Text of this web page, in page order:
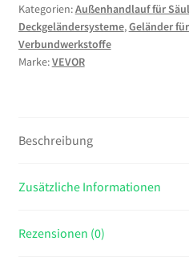
Form
geeignet
für
2
für
Schwarz
Kategorien:Außenhandlauf für
Deckgeländersysteme,Geländer
Verbundwerkstoffe
Marke:VEVOR
Beschreibung
Zusätzliche Informationen
Rezensionen (0)